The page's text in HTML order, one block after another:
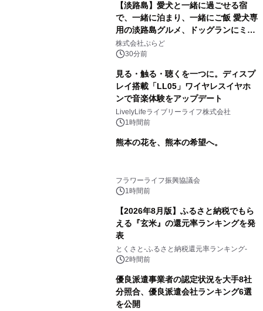
【淡路島】愛犬と一緒に過ごせる宿
で、一緒に泊まり、一緒にご飯 愛犬専
用の淡路島グルメ、ドッグランにミニ
プール グランピングとトレーラーハウ
スの2施設で
株式会社ぷらど
30分前
見る・触る・聴くを一つに。ディスプ
レイ搭載「LL05」ワイヤレスイヤホ
ンで音楽体験をアップデート
LivelyLifeライブリーライフ株式会社
1時間前
熊本の花を、熊本の希望へ。
フラワーライフ振興協議会
1時間前
【2026年8月版】ふるさと納税でもら
える『玄米』の還元率ランキングを発
表
とくさと-ふるさと納税還元率ランキング-
2時間前
優良派遣事業者の認定状況を大手8社
分照合、優良派遣会社ランキング6選
を公開